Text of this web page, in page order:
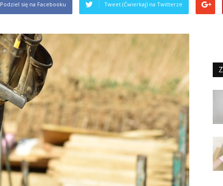
Podziel się na Facebooku Tweet (Ćwierkaj) na Twitterze